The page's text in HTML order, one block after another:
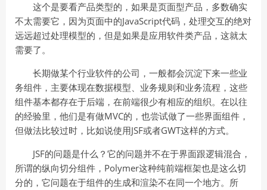
这个是要看产品类型的，如果是页面型产品，多数确实
不太需要它，因为页面中的JavaScript代码，处理交互的绝对
远远超过处理模型的，但是如果是应用软件类产品，这就太
需要了。
长期做某个行业软件的公司，一般都会沉淀下来一些业
务组件，主要体现在数据模型、业务规则和业务流程，这些
组件基本都存在于后端，在前端很少有相应的组织。在以往
的经验里，他们是有做MVC的，也尝试做了一些界面组件，
但做法比较过时，比如说使用JSF或者GWT这样的方式。
JSF的问题是什么？它的问题并不在于界面跟逻辑混合，
所谓的纵向切分组件，Polymer这种纯前端框架也是这么切
分的，它问题在于组件的生成和渲染不在同一个地方。所